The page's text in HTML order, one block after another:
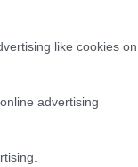
like cookies on
advertising